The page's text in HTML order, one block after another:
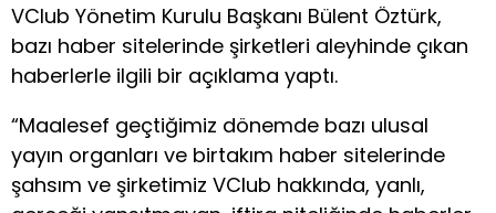
VClub Yönetim Kurulu Başkanı Bülent Öztürk,
bazı haber sitelerinde şirketleri aleyhinde çıkan
haberlerle ilgili bir açıklama yaptı.
“Maalesef geçtiğimiz dönemde bazı ulusal
yayın organları ve birtakım haber sitelerinde
şahsım ve şirketimiz VClub hakkında, yanlı,